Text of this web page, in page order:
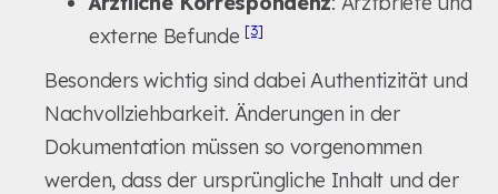
externe Befunde[3]
Besonders wichtig sind dabei Authentizität und
Nachvollziehbarkeit. Änderungen in der
Dokumentation müssen so vorgenommen
werden, dass der ursprüngliche Inhalt und der